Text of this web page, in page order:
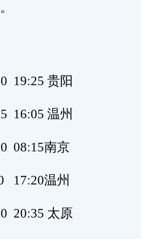
19:25 贵阳
16:05 温州
08:15南京
17:20温州
20:35 太原